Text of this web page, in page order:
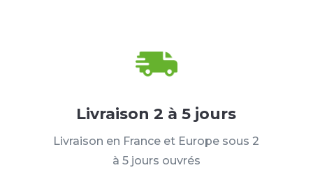
Livraison 2 à 5 jours
Livraison en France et Europe sous 2
à 5 jours ouvrés